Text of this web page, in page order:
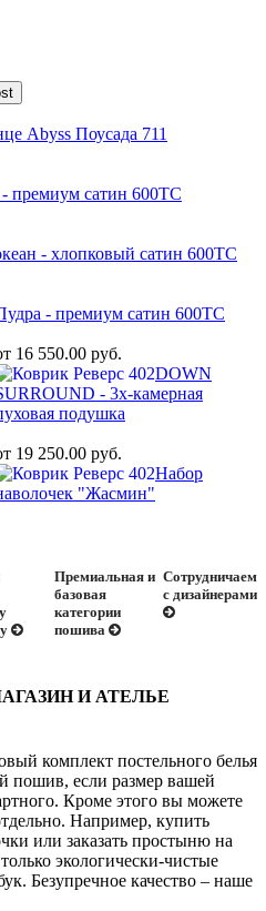
Abyss Поусада 711
премиум сатин 600ТС
- хлопковый сатин 600ТС
- премиум сатин 600ТС
16 550.00 руб.
DOWN
- 3х-камерная
подушка
19 250.00 руб.
Набор
"Жасмин"
Премиальная и
базовая
категории
пошива
Сотрудничаем
с дизайнерами
И АТЕЛЬЕ
комплект постельного белья
пошив, если размер вашей
Кроме этого вы можете
Например, купить
или заказать простыню на
экологически-чистые
Безупречное качество – наше